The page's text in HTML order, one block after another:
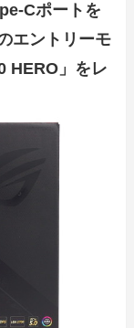
Cポートを
エントリーモ
HERO」をレ